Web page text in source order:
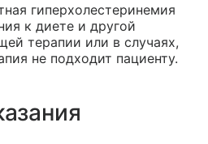
гиперхолестеринемия
к диете и другой
терапии или в случаях,
не подходит пациенту.